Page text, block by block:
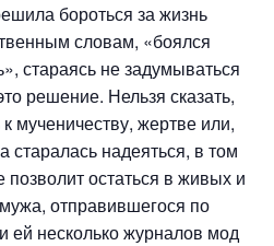
бороться за жизнь
словам, «боялся
стараясь не задумываться
решение. Нельзя сказать,
мученичеству, жертве или,
старалась надеяться, в том
позволит остаться в живых и
отправившегося по
ей несколько журналов мод